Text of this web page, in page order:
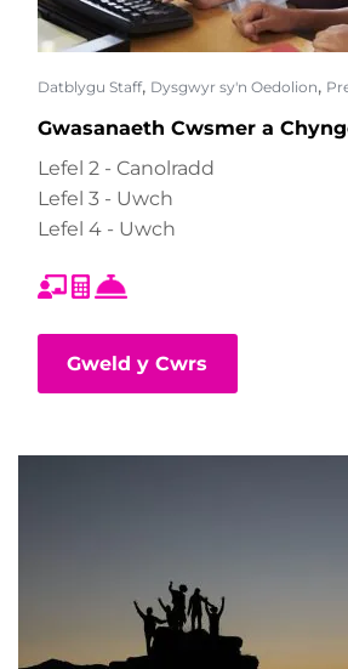
Datblygu Staff, Dysgwyr sy'n Oedolion,
Gwasanaeth Cwsmer a
Lefel 2 - Canolradd
Lefel 3 - Uwch
Lefel 4 - Uwch
Gweld y Cwrs